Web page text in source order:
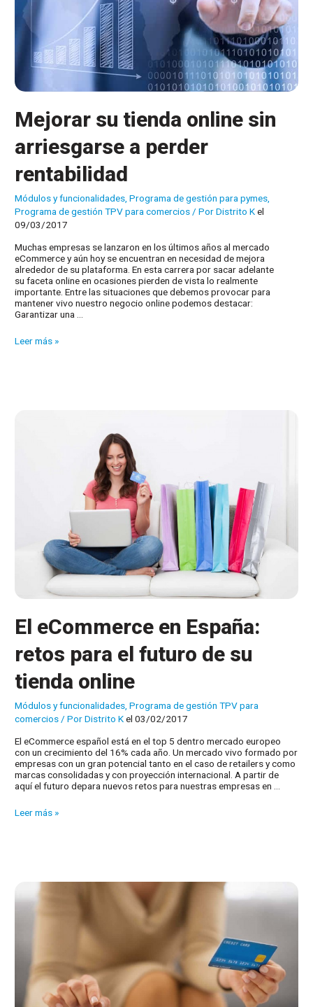
Mejorar su tienda online sin
arriesgarse a perder
rentabilidad
Módulos y funcionalidades,Programa de gestión para pymes,
Programa de gestión TPV para comercios/ PorDistrito Kel
09/03/2017
Muchas empresas se lanzaron en los últimos años al mercado
eCommerce y aún hoy se encuentran en necesidad de mejora
alrededor de su plataforma. En esta carrera por sacar adelante
su faceta online en ocasiones pierden de vista lo realmente
importante. Entre las situaciones que debemos provocar para
mantener vivo nuestro negocio online podemos destacar:
Garantizar una …
Mejorar
Leer más »
El eCommerce en España:
retos para el futuro de su
tienda online
Módulos y funcionalidades ,Programa de gestión TPV para
comercios / PorDistrito Kel 03/02/2017
El eCommerce español está en el top 5 dentro mercado europeo
con un crecimiento del 16% cada año. Un mercado vivo formado por
empresas con un gran potencial tanto en el caso de retailers y como
marcas consolidadas y con proyección internacional. A partir de
aquí el futuro depara nuevos retos para nuestras empresas en …
El
futuro
de
Leer más »